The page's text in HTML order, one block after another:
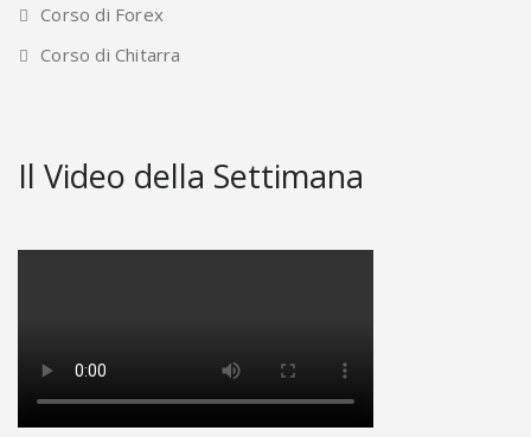
Corso di Forex
Corso di Chitarra
Il Video della Settimana